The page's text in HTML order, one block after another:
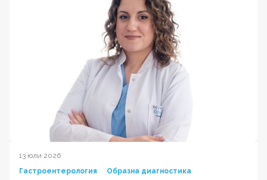
13 юли 2026
Гастроентерология
Образна диагностика